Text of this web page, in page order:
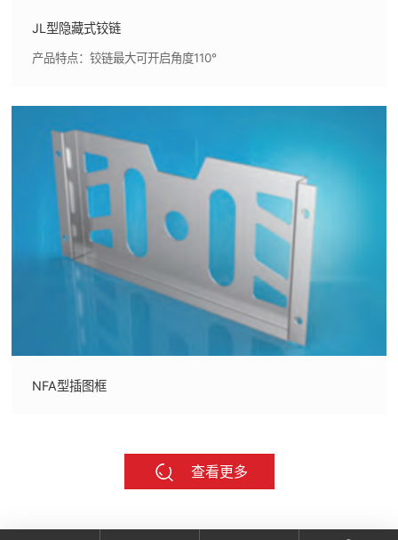
JL型隐藏式铰链
产品特点：铰链最大可开启角度110°
NFA型插图框
查看更多